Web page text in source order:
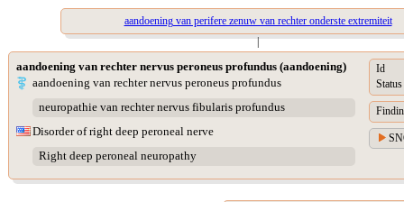
aandoening van perifere zenuw van rechter onderste extremiteit
|
aandoening van rechter nervus peroneus profundus (aandoening)
aandoening van rechter nervus peroneus profundus
neuropathie van rechter nervus fibularis profundus
Disorder of right deep peroneal nerve
Right deep peroneal neuropathy
Id
Status